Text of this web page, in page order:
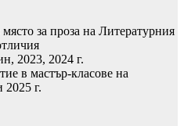
място за проза на Литературния
2023, 2024 г.
в мастър-класове на
2025 г.